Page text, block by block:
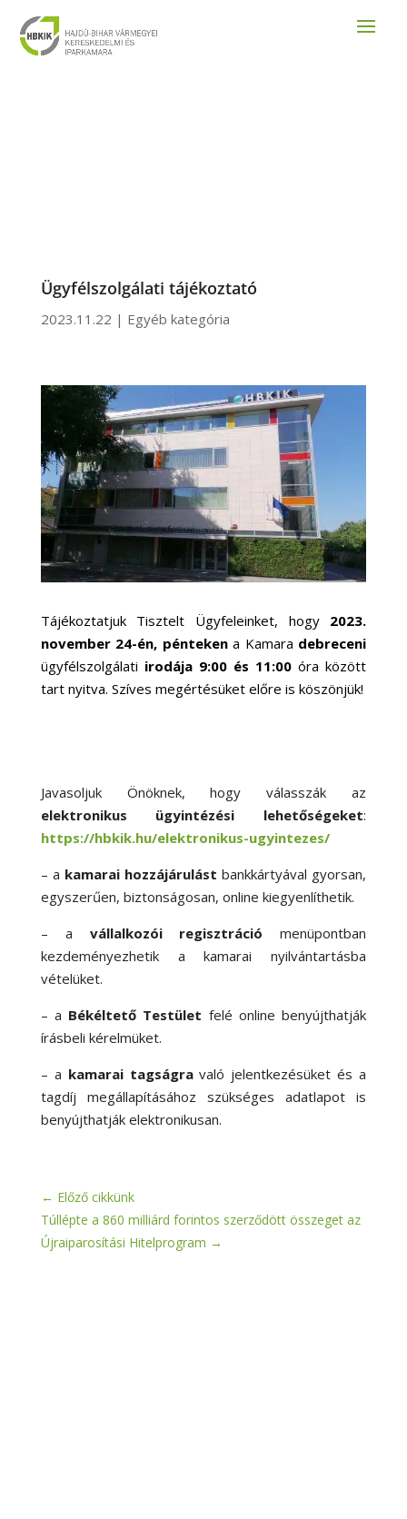
Ügyfélszolgálati tájékoztató
2023.11.22 | Egyéb kategória
Tájékoztatjuk Tisztelt Ügyfeleinket, hogy 2023.
november 24-én, péntekena Kamara debreceni
ügyfélszolgálati irodája 9:00 és 11:00 óra között
tart nyitva. Szíves megértésüket előre is köszönjük!
Javasoljuk Önöknek, hogy válasszák az
elektronikus ügyintézési lehetőségeket:
https://hbkik.hu/elektronikus-ugyintezes/
– a kamarai hozzájárulást bankkártyával gyorsan,
egyszerűen, biztonságosan, online kiegyenlíthetik.
– a vállalkozói regisztráció menüpontban
kezdeményezhetik a kamarai nyilvántartásba
vételüket.
– a Békéltető Testület felé online benyújthatják
írásbeli kérelmüket.
– a kamarai tagságravaló jelentkezésüket és a
tagdíj megállapításához szükséges adatlapot is
benyújthatják elektronikusan.
← Előző cikkünk
Túllépte a 860 milliárd forintos szerződött összeget az
Újraiparosítási Hitelprogram →